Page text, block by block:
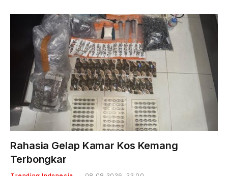
Rahasia Gelap Kamar Kos Kemang
Terbongkar